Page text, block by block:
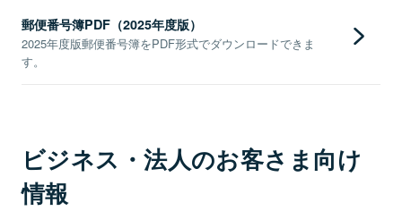
郵便番号簿PDF（2025年度版）
2025年度版郵便番号簿をPDF形式でダウンロードできま
す。
ビジネス・法人のお客さま向け
情報